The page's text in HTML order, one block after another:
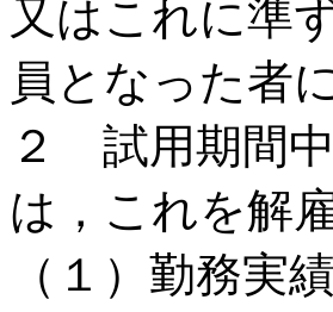
又はこれに準
員となった者
２ 試用期間
は，これを解
（１）勤務実